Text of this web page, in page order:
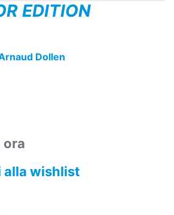
EDITION
Dollen
ora
alla wishlist